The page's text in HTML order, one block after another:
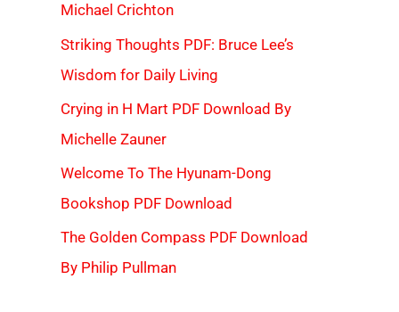
Michael Crichton
Striking Thoughts PDF: Bruce Lee’s
Wisdom for Daily Living
Crying in H Mart PDF Download By
Michelle Zauner
Welcome To The Hyunam-Dong
Bookshop PDF Download
The Golden Compass PDF Download
By Philip Pullman